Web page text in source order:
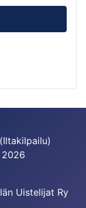
2026
Uistelijat Ry